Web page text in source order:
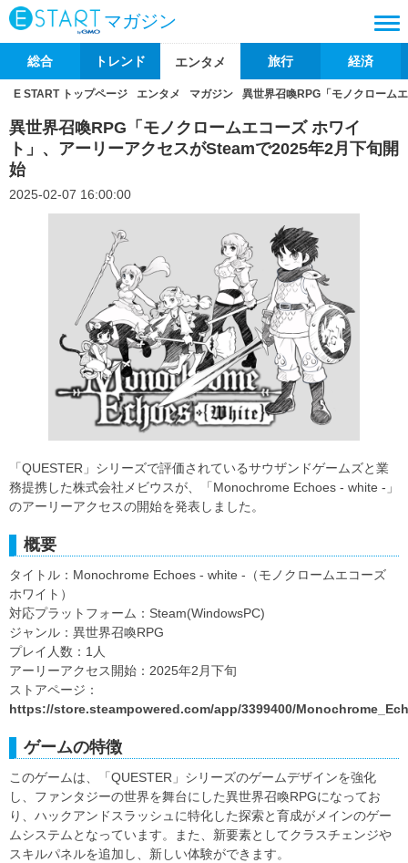
マガジン
総合 トレンド エンタメ 旅行 経済
E START トップページ エンタメ マガジン 異世界召喚RPG「モノクローム
異世界召喚RPG「モノクロームエコーズ ホワイ
ト」、アーリーアクセスがSteamで2025年2月下旬開
始
2025-02-07 16:00:00
「QUESTER」シリーズで評価されているサウザンドゲームズと業
務提携した株式会社メビウスが、「Monochrome Echoes - white -」
のアーリーアクセスの開始を発表しました。
概要
タイトル：Monochrome Echoes - white -（モノクロームエコーズ
ホワイト）
対応プラットフォーム：Steam(WindowsPC)
ジャンル：異世界召喚RPG
プレイ人数：1人
アーリーアクセス開始：2025年2月下旬
ストアページ：
https://store.steampowered.com/app/3399400/
ゲームの特徴
このゲームは、「QUESTER」シリーズのゲームデザインを強化
し、ファンタジーの世界を舞台にした異世界召喚RPGになってお
り、ハックアンドスラッシュに特化した探索と育成がメインのゲー
ムシステムとなっています。また、新要素としてクラスチェンジや
スキルパネルを追加し、新しい体験ができます。